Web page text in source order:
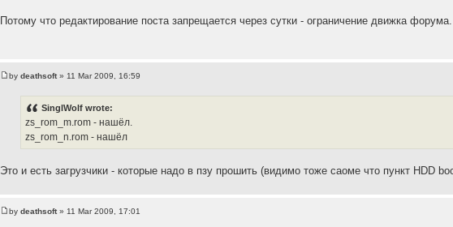
Потому что редактирование поста запрещается через сутки - ограничение движка форума.
bydeathsoft» 11 Mar 2009, 16:59
SinglWolf wrote:
zs_rom_m.rom - нашёл.
zs_rom_n.rom - нашёл
Это и есть загрузчики - которые надо в пзу прошить (видимо тоже саоме что пункт HDD
bydeathsoft» 11 Mar 2009, 17:01